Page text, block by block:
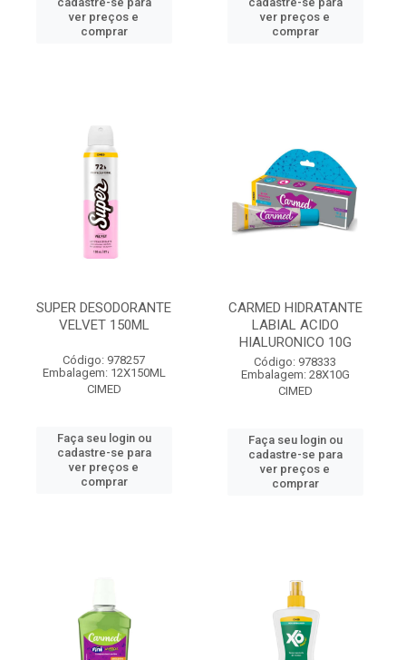
ver preços e
comprar
ver preços e
comprar
SUPER DESODORANTE
VELVET 150ML
Código: 978257
Embalagem: 12X150ML
CIMED
Faça seu login ou
cadastre-se para
ver preços e
comprar
CARMED HIDRATANTE
LABIAL ACIDO
HIALURONICO 10G
Código: 978333
Embalagem: 28X10G
CIMED
Faça seu login ou
cadastre-se para
ver preços e
comprar